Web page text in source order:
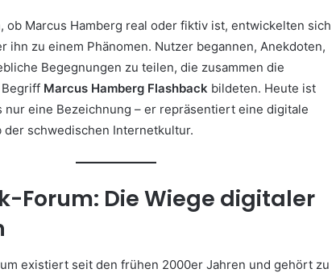
ob Marcus Hamberg real oder fiktiv ist, entwickelten sich
ihn zu einem Phänomen. Nutzer begannen, Anekdoten,
Begegnungen zu teilen, die zusammen die
Marcus Hamberg Flashback bildeten. Heute ist
nur eine Bezeichnung – er repräsentiert eine digitale
der schwedischen Internetkultur.
Forum: Die Wiege digitaler
existiert seit den frühen 2000er Jahren und gehört zu